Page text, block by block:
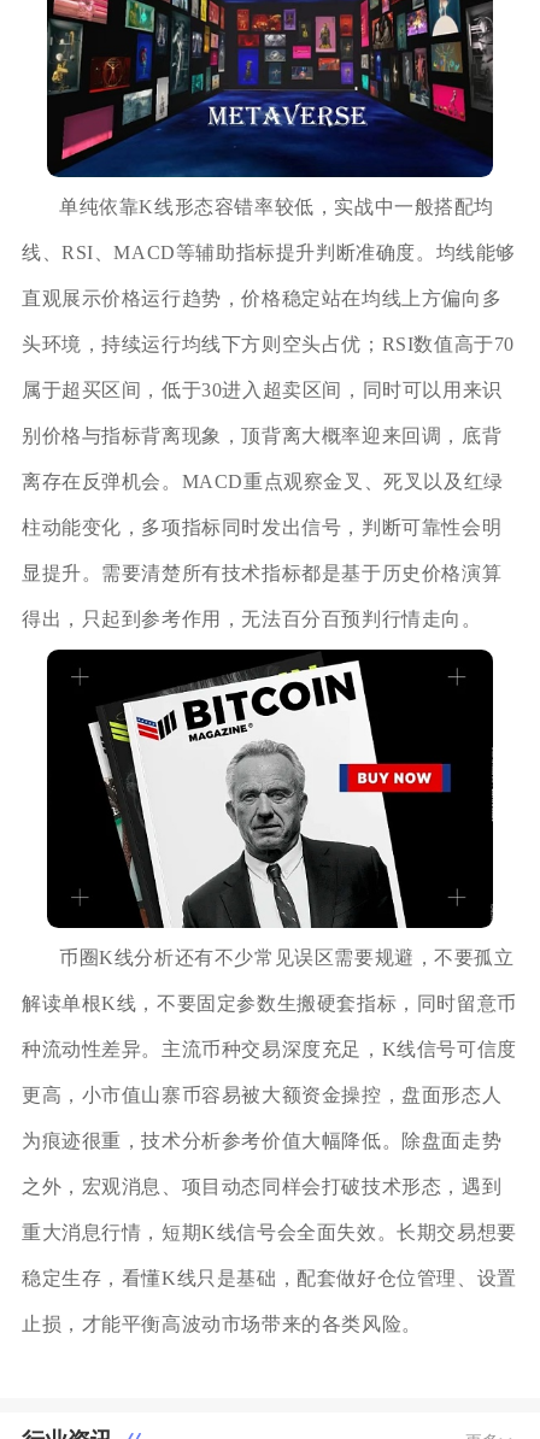
单纯依靠K线形态容错率较低，实战中一般搭配均
线、RSI、MACD等辅助指标提升判断准确度。均线能够
直观展示价格运行趋势，价格稳定站在均线上方偏向多
头环境，持续运行均线下方则空头占优；RSI数值高于70
属于超买区间，低于30进入超卖区间，同时可以用来识
别价格与指标背离现象，顶背离大概率迎来回调，底背
离存在反弹机会。MACD重点观察金叉、死叉以及红绿
柱动能变化，多项指标同时发出信号，判断可靠性会明
显提升。需要清楚所有技术指标都是基于历史价格演算
得出，只起到参考作用，无法百分百预判行情走向。
币圈K线分析还有不少常见误区需要规避，不要孤立
解读单根K线，不要固定参数生搬硬套指标，同时留意币
种流动性差异。主流币种交易深度充足，K线信号可信度
更高，小市值山寨币容易被大额资金操控，盘面形态人
为痕迹很重，技术分析参考价值大幅降低。除盘面走势
之外，宏观消息、项目动态同样会打破技术形态，遇到
重大消息行情，短期K线信号会全面失效。长期交易想要
稳定生存，看懂K线只是基础，配套做好仓位管理、设置
止损，才能平衡高波动市场带来的各类风险。